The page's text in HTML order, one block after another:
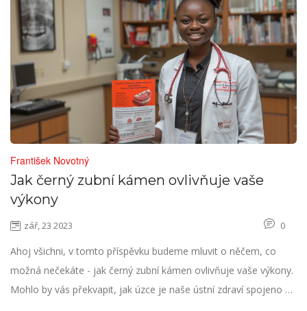
František Novotný
Jak černý zubní kámen ovlivňuje vaše
výkony
zář, 23 2023 0
Ahoj všichni, v tomto příspěvku budeme mluvit o něčem, co
možná nečekáte - jak černý zubní kámen ovlivňuje vaše výkony.
Mohlo by vás překvapit, jak úzce je naše ústní zdraví spojeno s